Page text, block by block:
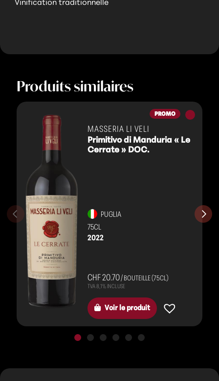
Vinification traditionnelle
Produits similaires
Vins
PROMO
MASSERIA LI VELI
Primitivo di Manduria « Le
Cerrate » DOC.
PUGLIA
75CL
2022
CHF 20.70/ BOUTEILLE (75CL)
Voir le produit